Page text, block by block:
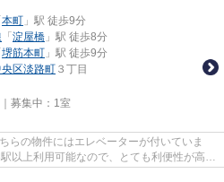
本町 」駅 徒歩9分
「 淀屋橋 」駅 徒歩8分
堺筋本町 」駅 徒歩9分
区淡路町 ３丁目
募集中： 1室
らの物件にはエレベーターが付いていま
以上利用可能なので、とても利便性が高い